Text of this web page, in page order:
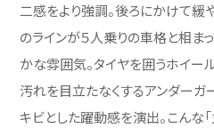
二感をより強調。後ろにかけて緩
のラインが５人乗りの車格と相ま
かな雰囲気。タイヤを囲うホイー
汚れを目立たなくするアンダーガ
キビとした躍動感を演出。こんな